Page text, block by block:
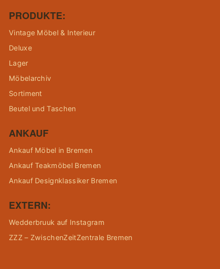
PRODUKTE:
Vintage Möbel & Interieur
Deluxe
Lager
Möbelarchiv
Sortiment
Beutel und Taschen
ANKAUF
Ankauf Möbel in Bremen
Ankauf Teakmöbel Bremen
Ankauf Designklassiker Bremen
EXTERN:
Wedderbruuk auf Instagram
ZZZ – ZwischenZeitZentrale Bremen